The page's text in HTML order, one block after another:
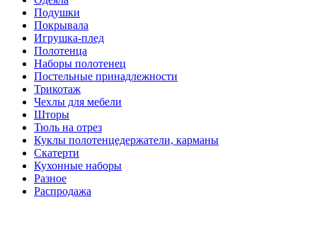
Подушки
Покрывала
Игрушка-плед
Полотенца
Наборы полотенец
Постельные принадлежности
Трикотаж
Чехлы для мебели
Шторы
Тюль на отрез
Куклы полотенцедержатели, карманы
Скатерти
Кухонные наборы
Разное
Распродажа